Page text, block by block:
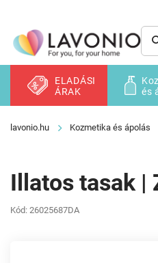
tartalomhoz
ELADÁSI
ÁRAK
és
Kozmetika és ápolás
Illatos tasak |
Kód: 26025687DA